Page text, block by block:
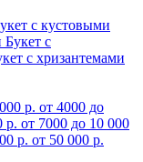
с кустовыми
Букет с
с хризантемами
р. от 4000 до
р. от 7000 до 10 000
р. от 50 000 р.